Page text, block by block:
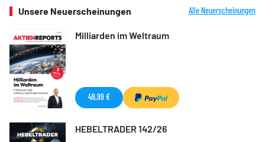
Unsere Neuerscheinungen Alle Neuerscheinungen
Milliarden im Weltraum
49,99 €
HEBELTRADER 142/26